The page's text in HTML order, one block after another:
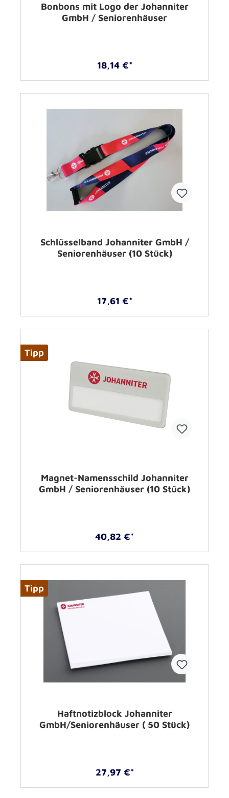
Bonbons mit Logo der Johanniter
GmbH / Seniorenhäuser
18,14 €*
Schlüsselband Johanniter GmbH /
Seniorenhäuser (10 Stück)
17,61 €*
Tipp
Magnet-Namensschild Johanniter
GmbH / Seniorenhäuser (10 Stück)
40,82 €*
Tipp
Haftnotizblock Johanniter
GmbH/Seniorenhäuser ( 50 Stück)
27,97 €*